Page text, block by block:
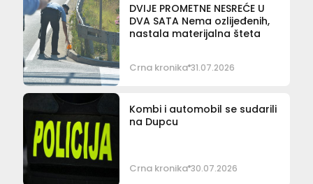
DVIJE PROMETNE NESREĆE U
DVA SATA Nema ozlijeđenih,
nastala materijalna šteta
Crna kronika 31.07.2026
Kombi i automobil se sudarili
na Dupcu
Crna kronika 30.07.2026